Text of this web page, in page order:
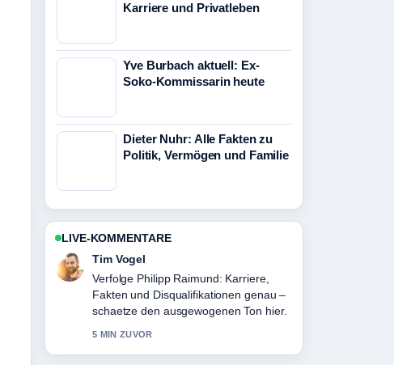
Karriere und Privatleben
Yve Burbach aktuell: Ex-
Soko-Kommissarin heute
Dieter Nuhr: Alle Fakten zu
Politik, Vermögen und Familie
LIVE-KOMMENTARE
Mila Kruger
Hilfreicher Kontext zu Aldis Hodge –
Biografie, Karriere, Familie und.... Bitte
haltet diesen Liveticker aktuell.
7 MIN ZUVOR